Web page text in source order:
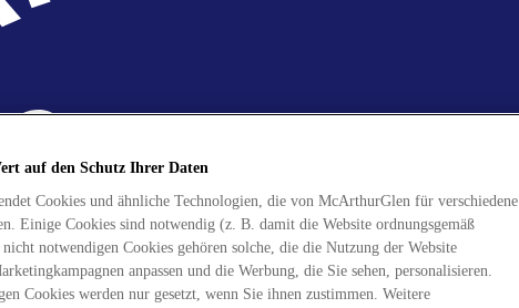
auf den Schutz Ihrer Daten
Cookies und ähnliche Technologien, die von McArthurGlen für verschiedene
Einige Cookies sind notwendig (z. B. damit die Website ordnungsgemäß
notwendigen Cookies gehören solche, die die Nutzung der Website
anpassen und die Werbung, die Sie sehen, personalisieren.
Cookies werden nur gesetzt, wenn Sie ihnen zustimmen. Weitere